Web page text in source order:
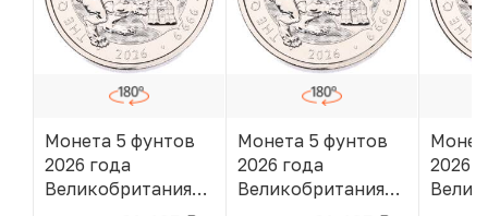
Монета 5 фунтов
2026 года
Великобритания
Монета 5 фунтов
2026 года
Великобритания
2026